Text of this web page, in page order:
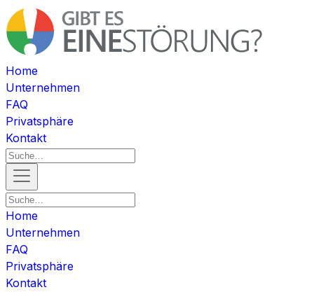
Home
Unternehmen
FAQ
Privatsphäre
Kontakt
Home
Unternehmen
FAQ
Privatsphäre
Kontakt